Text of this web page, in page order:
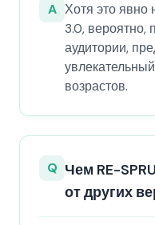
A Хотя это явно
3.0, вероятно,
аудитории,
возрастов.
Q Чем RE-
от других